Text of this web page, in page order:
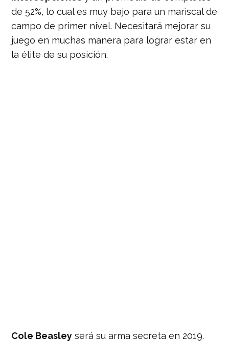
de 52%, lo cual es muy bajo para un mariscal de
campo de primer nivel. Necesitará mejorar su
juego en muchas manera para lograr estar en
la élite de su posición.
Cole Beasley será su arma secreta en 2019.